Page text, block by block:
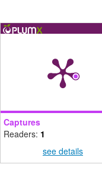
Captures
Readers: 1
see details